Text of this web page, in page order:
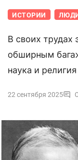
ИСТОРИИ
В своих трудах
обширным
наука и
22 сентября 2025